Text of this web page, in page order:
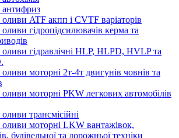
антифриз
ATF акпп і CVTF варіаторів
гідропідсилювачів керма та
гідравлічні HLP, HLPD, HVLP та
моторні 2т-4т двигунів човнів та
моторні PKW легкових автомобілів
трансмісійні
оливи моторні LKW вантажівок,
будівельної та дорожньої техніки